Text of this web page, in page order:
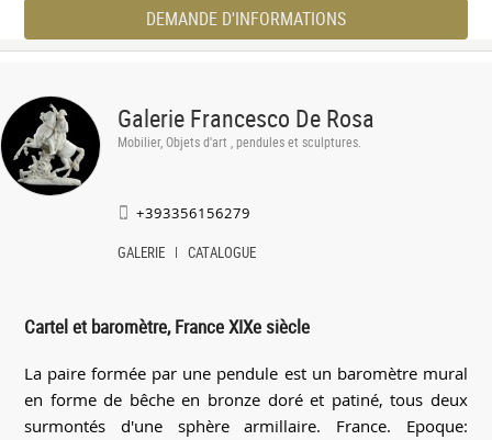
DEMANDE D'INFORMATIONS
Galerie Francesco De Rosa
Mobilier, Objets d'art , pendules et sculptures.
+393356156279
GALERIE CATALOGUE
Cartel et baromètre, France XIXe siècle
La paire formée par une pendule est un baromètre mural
en forme de bêche en bronze doré et patiné, tous deux
surmontés d'une sphère armillaire. France. Epoque: